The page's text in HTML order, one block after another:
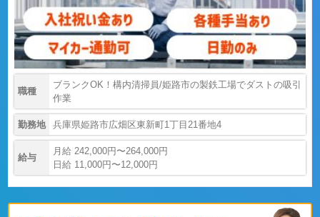
職種
ブランクOK！構内清掃員/姫路市の製鉄工場でダストの吸引
作業
勤務地 兵庫県姫路市広畑区東新町1丁目21番地4
給与
月給 242,000円〜264,000円
日給 11,000円〜12,000円